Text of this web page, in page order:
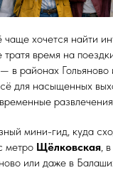
хочется найти
время на
в районах
для насыщенных
мини-гид, куда
метро Щёлковская,
или даже в